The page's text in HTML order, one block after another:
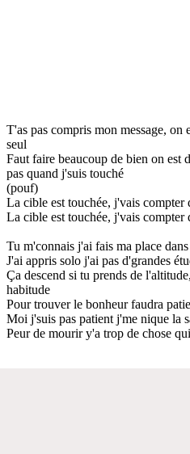
T'as pas compris mon message,
seul
Faut faire beaucoup de bien on est
pas quand j'suis touché
(pouf)
La cible est touchée, j'vais compter
La cible est touchée, j'vais compter
Tu m'connais j'ai fais ma place
J'ai appris solo j'ai pas d'grandes
Ça descend si tu prends de
habitude
Pour trouver le bonheur faudra
Moi j'suis pas patient j'me nique la
Peur de mourir y'a trop de chose